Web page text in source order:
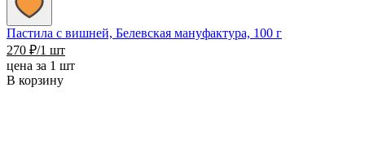
Пастила с вишней, Белевская мануфактура, 100 г
270 ₽/1 шт
цена за 1 шт
В корзину